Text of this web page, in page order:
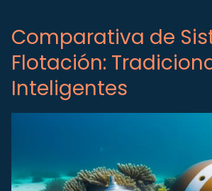
Comparativa de
Flotación:
Inteligentes